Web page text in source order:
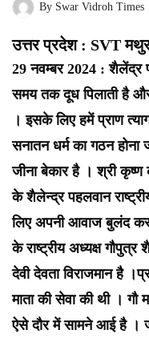
By Swar Vidroh Times
उत्तर प्रदेश : SVT
29 नवम्बर 2024 : शैलेंद्र
समय तक दूध पिलाती है और
। इसके लिए हमें प्राण
सनातन धर्म का गठन
जीना बेकार है । श्री कृष्ण
के शैलेन्द्र पहलवान
लिए अपनी आवाज बुलंद
के राष्ट्रीय अध्यक्ष
देवी देवता विराजमान है
माता की सेवा की थी । गौ
ऐसे दौर में सामने आई है ।